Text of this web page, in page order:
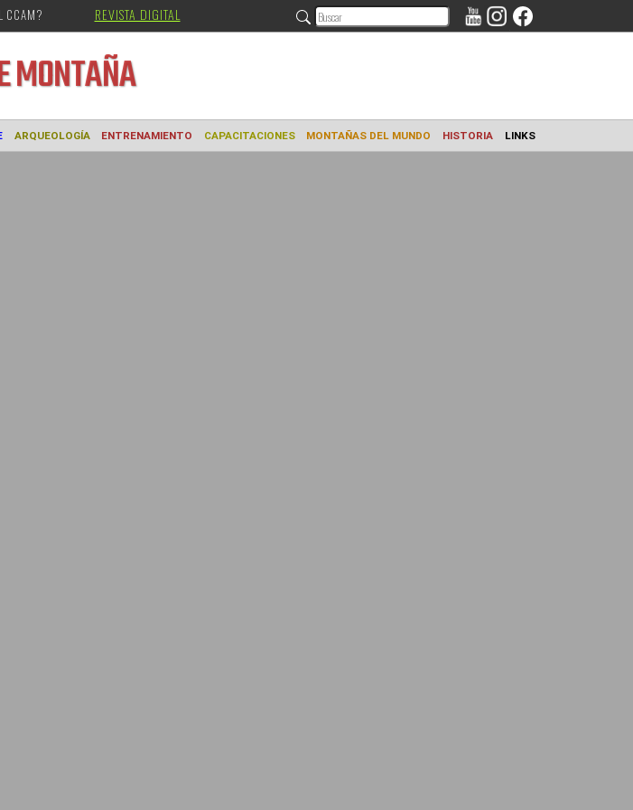
CCAM? REVISTA DIGITAL
DE MONTAÑA
AMBIENTE ARQUEOLOGÍA ENTRENAMIENTO CAPACITACIONES MONTAÑAS DEL MUNDO HISTORIA